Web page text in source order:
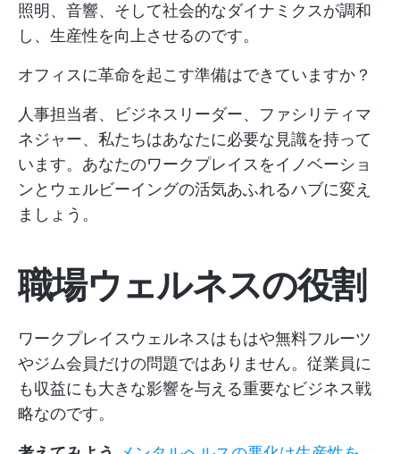
照明、音響、そして社会的なダイナミクスが調和
し、生産性を向上させるのです。
オフィスに革命を起こす準備はできていますか？
人事担当者、ビジネスリーダー、ファシリティマ
ネジャー、私たちはあなたに必要な見識を持って
います。あなたのワークプレイスをイノベーショ
ンとウェルビーイングの活気あふれるハブに変え
ましょう。
職場ウェルネスの役割
ワークプレイスウェルネスはもはや無料フルーツ
やジム会員だけの問題ではありません。従業員に
も収益にも大きな影響を与える重要なビジネス戦
略なのです。